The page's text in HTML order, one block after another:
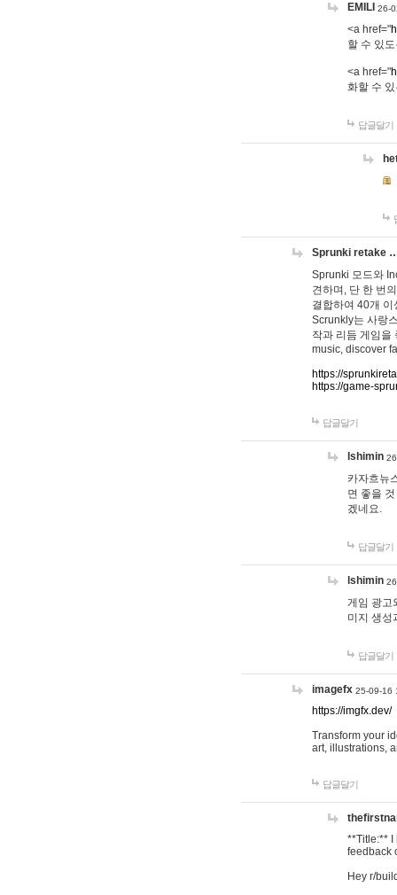
EMILI 26-
<a href="
할 수 있
<a href="
화할 수
답글달기
Sprunki retake
Sprunki 모드와
견하며, 단 한 번
결합하여 40개
Scrunkly는 사랑
작과 리듬 게임을
music, discover
https://
https://game-
답글달기
lshimin
카자흐뉴
면 좋을
겠네요.
답글달기
lshimin
게임 광고
미지 생성
답글달기
imagefx 25-09-16
https://imgfx.dev/
Transform your
art, illustrations,
답글달기
**Title:** I
feedback
Hey r/